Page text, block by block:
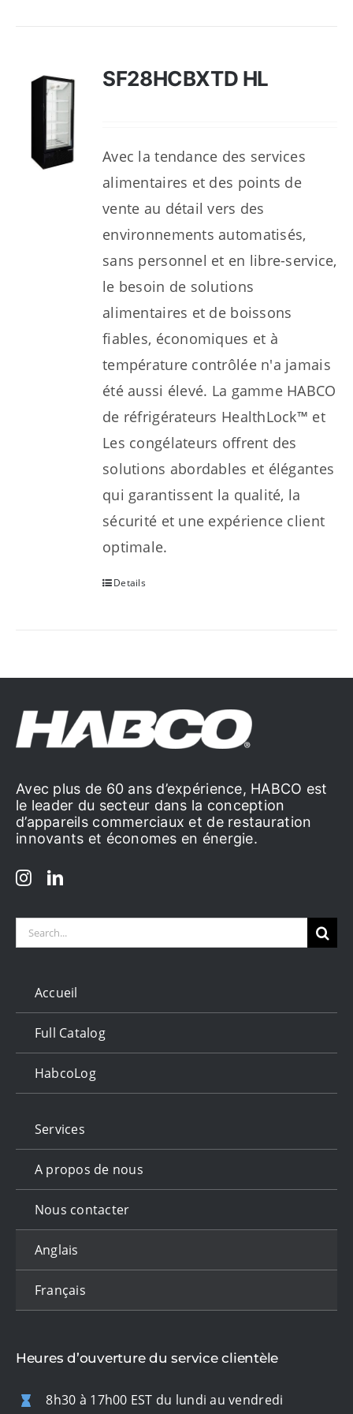
SF28HCBXTD HL
Avec la tendance des services
alimentaires et des points de
vente au détail vers des
environnements automatisés,
sans personnel et en libre-service,
le besoin de solutions
alimentaires et de boissons
fiables, économiques et à
température contrôlée n'a jamais
été aussi élevé. La gamme HABCO
de réfrigérateurs HealthLock™ et
Les congélateurs offrent des
solutions abordables et élégantes
qui garantissent la qualité, la
sécurité et une expérience client
optimale.
Details
Avec plus de 60 ans d’expérience, HABCO est
le leader du secteur dans la conception
d’appareils commerciaux et de restauration
innovants et économes en énergie.
Search
Accueil
Full Catalog
HabcoLog
Services
A propos de nous
Nous contacter
Anglais
Français
Heures d’ouverture du service clientèle
8h30 à 17h00 EST du lundi au vendredi